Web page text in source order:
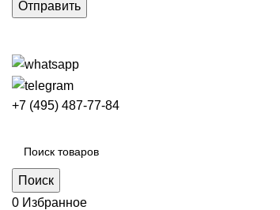
+7 (495) 487-77-84
Поиск
0 Избранное